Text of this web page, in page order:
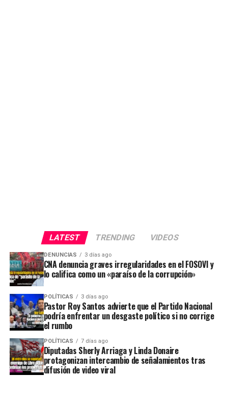
LATEST TRENDING VIDEOS
DENUNCIAS 3 días ago
CNA denuncia graves irregularidades en el FOSOVI y
lo califica como un «paraíso de la corrupción»
POLÍTICAS 3 días ago
Pastor Roy Santos advierte que el Partido Nacional
podría enfrentar un desgaste político si no corrige
el rumbo
POLÍTICAS 7 días ago
Diputadas Sherly Arriaga y Linda Donaire
protagonizan intercambio de señalamientos tras
difusión de video viral